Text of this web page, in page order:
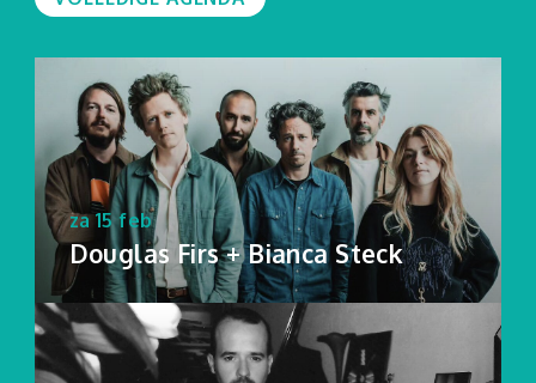
za 15 feb
Douglas Firs + Bianca Steck